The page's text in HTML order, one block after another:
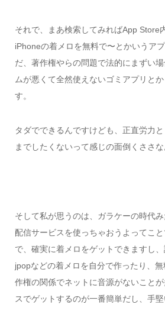
それで、まあ検索してみればApp Store
iPhoneの着メロを無料で〜とかいうア
だ、著作権やらの問題で法的にまずい
ムが悪くて全然使えないゴミアプリと
す。
タダでできるんですけども、正直労力
までしたくないって感じの面倒くささ
そして私が思うのは、ガラケーの時代
配信サービスを使っちゃおうよってこ
で、確実に着メロをゲットできますし、
jpopなどの着メロを自分で作ったり、
作権の関係でネットに音源がないこと
スでゲットするのが一番簡単だし、手堅